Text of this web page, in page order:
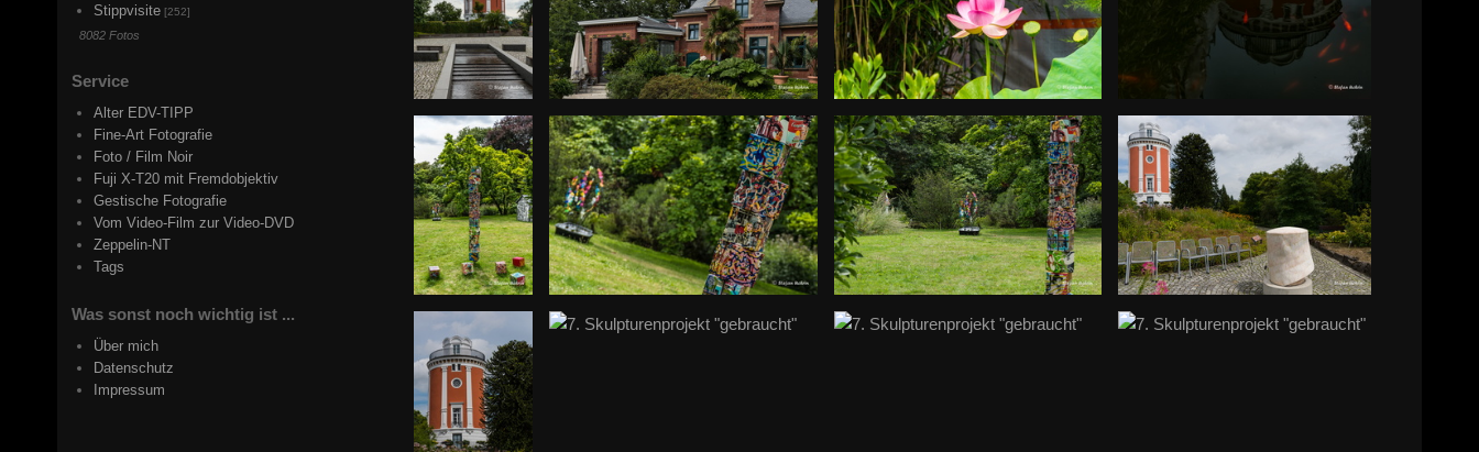
Stippvisite[252]
8082 Fotos
Service
Alter EDV-TIPP
Fine-Art Fotografie
Foto / Film Noir
Fuji X-T20 mit Fremdobjektiv
Gestische Fotografie
Vom Video-Film zur Video-DVD
Zeppelin-NT
Tags
Was sonst noch wichtig ist ...
Über mich
Datenschutz
Impressum